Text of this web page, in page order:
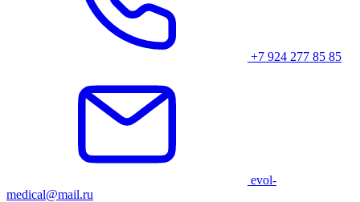
+7 924 277 85 85
evol-
medical@mail.ru